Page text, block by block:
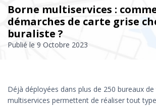
Borne multiservices :
démarches de carte grise
buraliste ?
Publié le 9 Octobre 2023
Déjà déployées dans plus de 250 bureaux
multiservices permettent de réaliser tout